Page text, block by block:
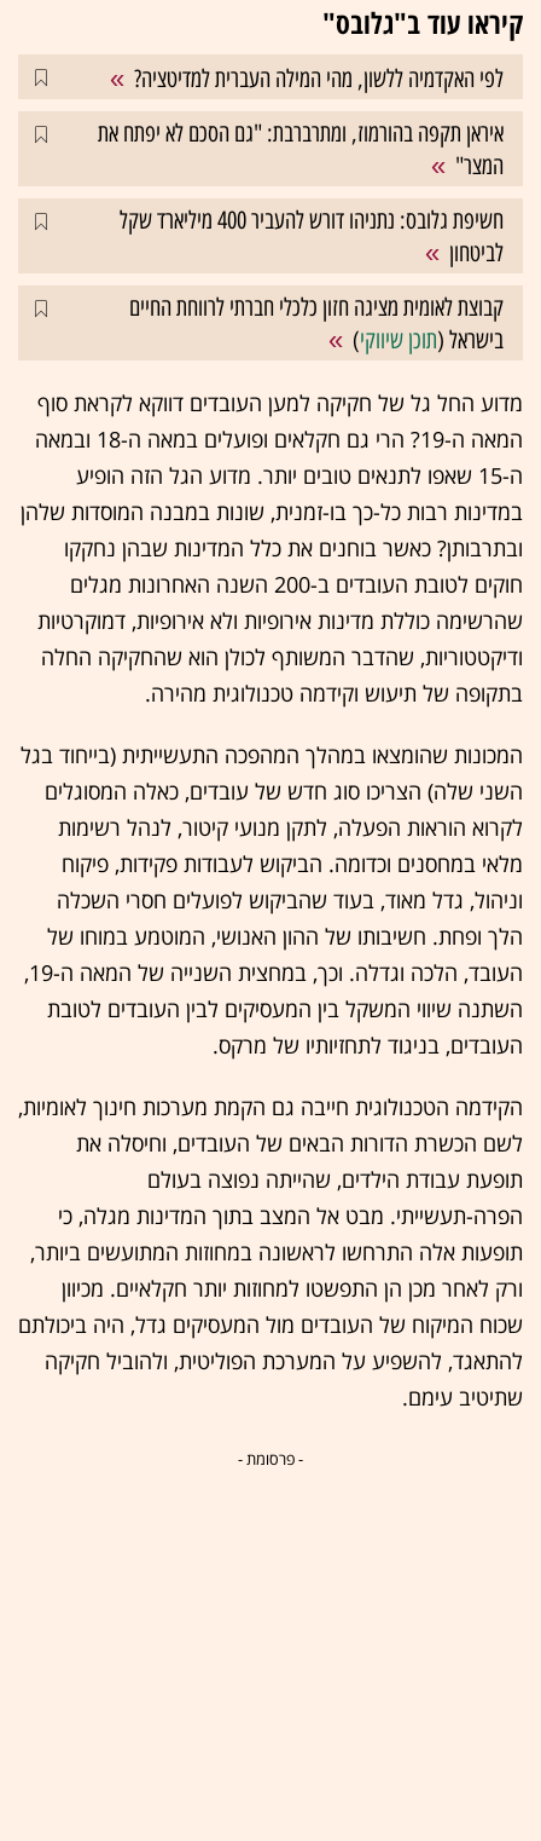
קיראו עוד ב"גלובס"
לפי האקדמיה ללשון, מהי המילה העברית למדיטציה?
איראן תקפה בהורמוז, ומתרברבת: "גם הסכם לא יפתח את
המצר"
חשיפת גלובס: נתניהו דורש להעביר 400 מיליארד שקל
לביטחון
קבוצת לאומית מציגה חזון כלכלי חברתי לרווחת החיים
בישראל (תוכן שיווקי)
מדוע החל גל של חקיקה למען העובדים דווקא לקראת סוף
המאה ה-19? הרי גם חקלאים ופועלים במאה ה-18 ובמאה
ה-15 שאפו לתנאים טובים יותר. מדוע הגל הזה הופיע
במדינות רבות כל-כך בו-זמנית, שונות במבנה המוסדות שלהן
ובתרבותן? כאשר בוחנים את כלל המדינות שבהן נחקקו
חוקים לטובת העובדים ב-200 השנה האחרונות מגלים
שהרשימה כוללת מדינות אירופיות ולא אירופיות, דמוקרטיות
ודיקטטוריות, שהדבר המשותף לכולן הוא שהחקיקה החלה
בתקופה של תיעוש וקידמה טכנולוגית מהירה.
המכונות שהומצאו במהלך המהפכה התעשייתית (בייחוד בגל
השני שלה) הצריכו סוג חדש של עובדים, כאלה המסוגלים
לקרוא הוראות הפעלה, לתקן מנועי קיטור, לנהל רשימות
מלאי במחסנים וכדומה. הביקוש לעבודות פקידות, פיקוח
וניהול, גדל מאוד, בעוד שהביקוש לפועלים חסרי השכלה
הלך ופחת. חשיבותו של ההון האנושי, המוטמע במוחו של
העובד, הלכה וגדלה. וכך, במחצית השנייה של המאה ה-19,
השתנה שיווי המשקל בין המעסיקים לבין העובדים לטובת
העובדים, בניגוד לתחזיותיו של מרקס.
הקידמה הטכנולוגית חייבה גם הקמת מערכות חינוך לאומיות,
לשם הכשרת הדורות הבאים של העובדים, וחיסלה את
תופעת עבודת הילדים, שהייתה נפוצה בעולם
הפרה-תעשייתי. מבט אל המצב בתוך המדינות מגלה, כי
תופעות אלה התרחשו לראשונה במחוזות המתועשים ביותר,
ורק לאחר מכן הן התפשטו למחוזות יותר חקלאיים. מכיוון
שכוח המיקוח של העובדים מול המעסיקים גדל, היה ביכולתם
להתאגד, להשפיע על המערכת הפוליטית, ולהוביל חקיקה
שתיטיב עימם.
- פרסומת -